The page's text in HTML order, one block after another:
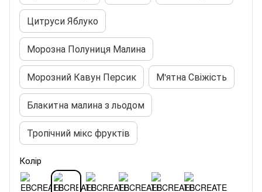
Цитруси Яблуко
Морозна Полуниця Малина
Морозний Кавун Персик М'ятна Свіжість
Блакитна малина з льодом
Тропічний мікс фруктів
Колір